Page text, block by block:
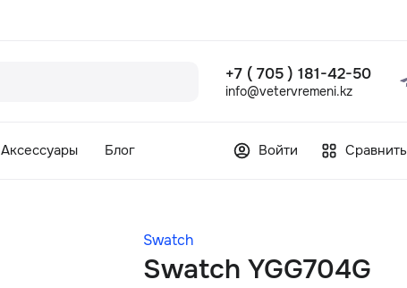
+7 ( 705 ) 181-42-50
info@vetervremeni.kz
Аксессуары Блог Войти Сравнить
Swatch
Swatch YGG704G